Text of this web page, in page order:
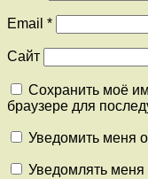
Email *
Сайт
Сохранить моё
браузере для
Уведомить меня
Уведомлять меня